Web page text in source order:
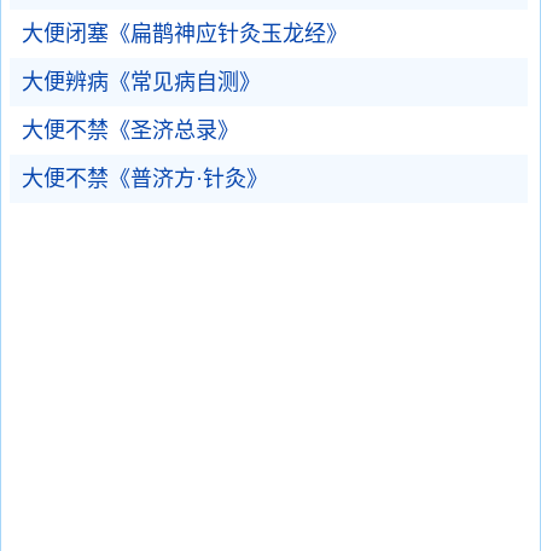
大便闭塞《扁鹊神应针灸玉龙经》
大便辨病《常见病自测》
大便不禁《圣济总录》
大便不禁《普济方·针灸》